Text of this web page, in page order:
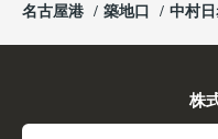
名古屋港
築地口 中村
株